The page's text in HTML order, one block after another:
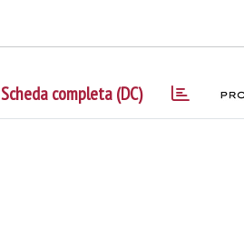
Scheda completa (DC)